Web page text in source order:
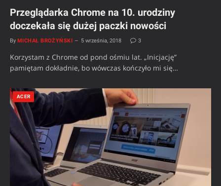
Przeglądarka Chrome na 10. urodziny
doczekała się dużej paczki nowości
By MICHAŁ BROŻYŃSKI 5 września, 2018 3
Korzystam z Chrome od pond ośmiu lat. „Inicjację”
pamiętam dokładnie, bo wówczas kończyło mi się…
ACER